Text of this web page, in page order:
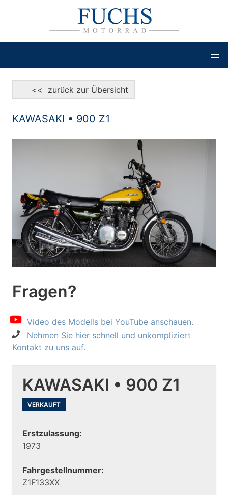
<< zurück zur Übersicht
KAWASAKI • 900 Z1
Fragen?
Video des Modells bei YouTube anschauen.
Nehmen Sie hier schnell und unkompliziert
Kontakt zu uns auf.
KAWASAKI • 900 Z1
VERKAUFT
Erstzulassung:
1973
Fahrgestellnummer:
Z1F133XX